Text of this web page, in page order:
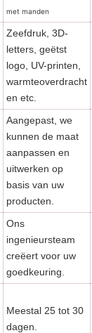
met manden
Zeefdruk, 3D-
letters, geëtst
logo, UV-printen,
warmteoverdracht
en etc.
Aangepast, we
kunnen de maat
aanpassen en
uitwerken op
basis van uw
producten.
Ons
ingenieursteam
creëert voor uw
goedkeuring.
Meestal 25 tot 30
dagen.